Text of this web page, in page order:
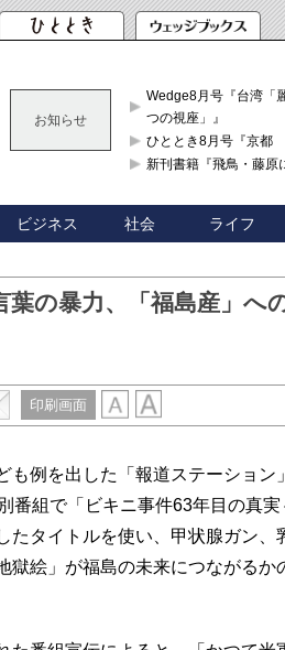
お知らせ
Wedge8月号『台湾「
つの視座」』
ひととき8月号『京都
新刊書籍『飛鳥・藤原
ビジネス 社会 ライフ
の暴力、「福島産」へ
印刷画面
例を出した「報道ステーション
番組で「ビキニ事件63年目の真
たタイトルを使い、甲状腺ガン、
獄絵」が福島の未来につながるか